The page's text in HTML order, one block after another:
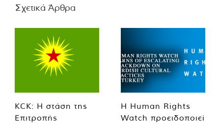
Σχετικά Άρθρα
KCK: Η στάση της
Επιτροπής
Η Human Rights
Watch προειδοποιεί